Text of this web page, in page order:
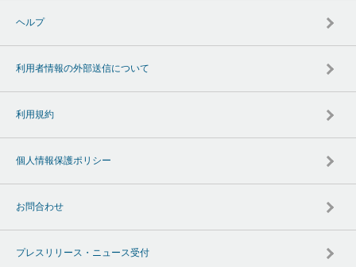
ヘルプ
利用者情報の外部送信について
利用規約
個人情報保護ポリシー
お問合わせ
プレスリリース・ニュース受付